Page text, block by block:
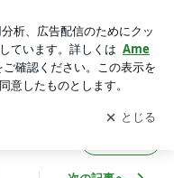
通知
を受け取りまし
開く